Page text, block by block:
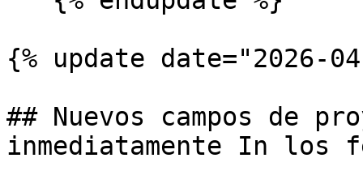
{% update date="2026-
## Nuevos campos de
inmediatamente In los